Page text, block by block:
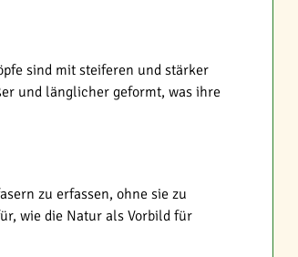
sind mit steiferen und stärker
und länglicher geformt, was ihre
zu erfassen, ohne sie zu
wie die Natur als Vorbild für